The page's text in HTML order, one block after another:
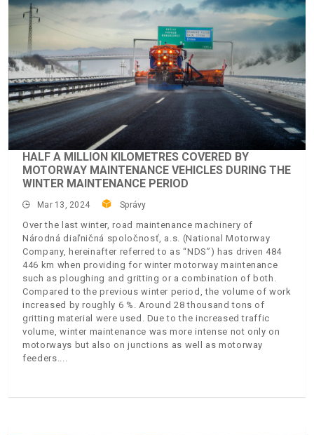
HALF A MILLION KILOMETRES COVERED BY
MOTORWAY MAINTENANCE VEHICLES DURING THE
WINTER MAINTENANCE PERIOD
Mar 13, 2024 Správy
Over the last winter, road maintenance machinery of
Národná diaľničná spoločnosť, a.s. (National Motorway
Company, hereinafter referred to as “NDS”) has driven 484
446 km when providing for winter motorway maintenance
such as ploughing and gritting or a combination of both.
Compared to the previous winter period, the volume of work
increased by roughly 6 %. Around 28 thousand tons of
gritting material were used. Due to the increased traffic
volume, winter maintenance was more intense not only on
motorways but also on junctions as well as motorway
feeders.